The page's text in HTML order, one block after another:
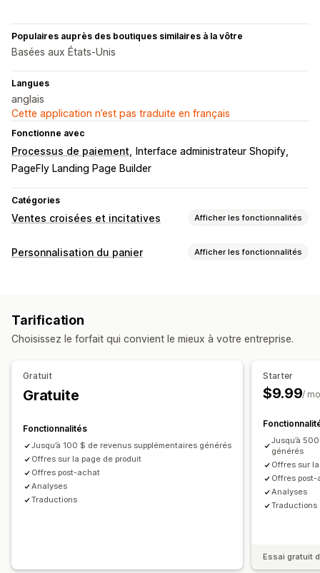
Populaires auprès des boutiques similaires à la vôtre
Basées aux États-Unis
Langues
anglais
Cette application n’est pas traduite en français
Fonctionne avec
Processus de paiement
Interface administrateur Shopify
PageFly Landing Page Builder
Catégories
Ventes croisées et incitatives Afficher les fonctionnalités
Personnalisation
Devises multiples
Garanties
Compléments au produit
Recommandations de produits
Recommandations basées sur l’IA
Traitement prioritaire
Analyses de données
Entonnoir des performances
Personnalisation du panier Afficher les fonctionnalités
Optimisation pour le format mobile
Réductions en gros
Personnalisation du processus de paiement
Réductions automatiques
Vente incitative en un clic
Tarification
Choisissez le forfait qui convient le mieux à votre entreprise.
Gratuit
Gratuite
Fonctionnalités
Jusqu’à 100 $ de revenus supplémentaires générés
Offres sur la page de produit
Offres post-achat
Analyses​
Traductions
Starter
$9.99/
Jusqu’à
générés
Offres sur
Offres
Analyses​
Traductions
Essai gratuit